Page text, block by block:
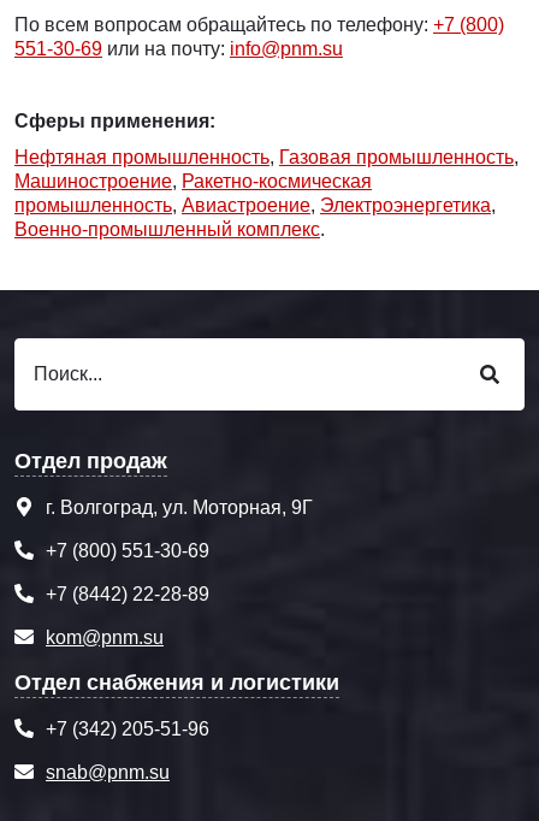
По всем вопросам обращайтесь по телефону: +7 (800)
551-30-69 или на почту: info@pnm.su
Сферы применения:
Нефтяная промышленность, Газовая промышленность,
Машиностроение, Ракетно-космическая
промышленность, Авиастроение, Электроэнергетика,
Военно-промышленный комплекс.
Отдел продаж
г. Волгоград, ул. Моторная, 9Г
+7 (800) 551-30-69
+7 (8442) 22-28-89
kom@pnm.su
Отдел снабжения и логистики
+7 (342) 205-51-96
snab@pnm.su